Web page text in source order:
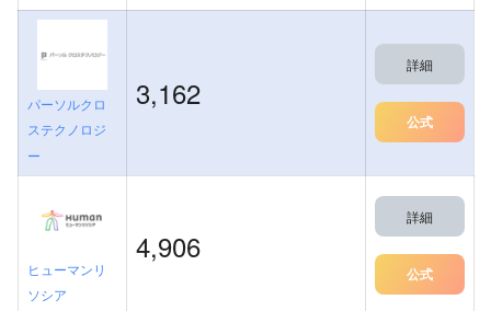
パーソルクロ
ステクノロジ
ー
3,162
詳細
公式
ヒューマンリ
ソシア
4,906
詳細
公式